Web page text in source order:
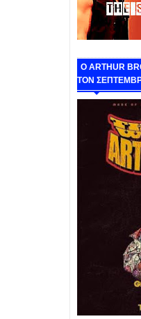
O ARTHUR
ΤΟΝ